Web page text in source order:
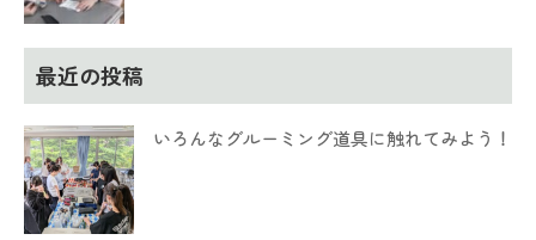
最近の投稿
いろんなグルーミング道具に触れてみよう！